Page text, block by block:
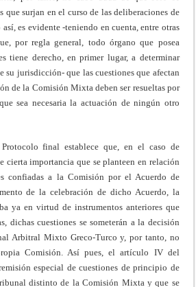
que surjan en el curso de las deliberaciones de
es evidente -teniendo en cuenta, entre otras
por regla general, todo órgano que posea
tiene derecho, en primer lugar, a determinar
su jurisdicción- que las cuestiones que afectan
de la Comisión Mixta deben ser resueltas por
sea necesaria la actuación de ningún otro
final establece que, en el caso de
cierta importancia que se planteen en relación
confiadas a la Comisión por el Acuerdo de
de la celebración de dicho Acuerdo, la
ya en virtud de instrumentos anteriores que
dichas cuestiones se someterán a la decisión
Arbitral Mixto Greco-Turco y, por tanto, no
Comisión. Así pues, el artículo IV del
especial de cuestiones de principio de
distinto de la Comisión Mixta y que se